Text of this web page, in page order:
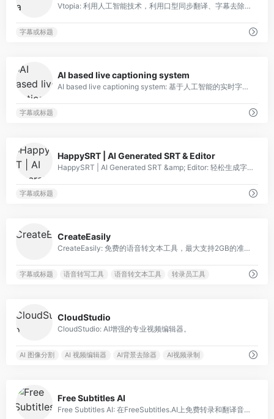
Vtopia: 利用人工智能技术，利用口型同步翻译、字幕去除和换脸功能改进TikTok广告的工具。
字幕或标题
AI based live captioning system
AI based live captioning system: 基于人工智能的实时字幕服务，用于会议和会议，具有快速集成和多语言支持。
字幕或标题
HappySRT | AI Generated SRT & Editor
HappySRT | AI Generated SRT &amp; Editor: 轻松生成字幕。
字幕或标题
CreateEasily
CreateEasily: 免费的语音转文本工具，最大支持2GB的准确转录。与YouTube集成，翻译成99种语言。
字幕或标题 语音转写工具 语音转文本工具 转录员工具
CloudStudio
CloudStudio: AI增强的专业视频编辑器。
AI 图像分割 AI 视频编辑器 AI背景去除器 AI视频录制
Free Subtitles AI
Free Subtitles AI: 在FreeSubtitles.AI上免费转录和翻译音频/视频文件。